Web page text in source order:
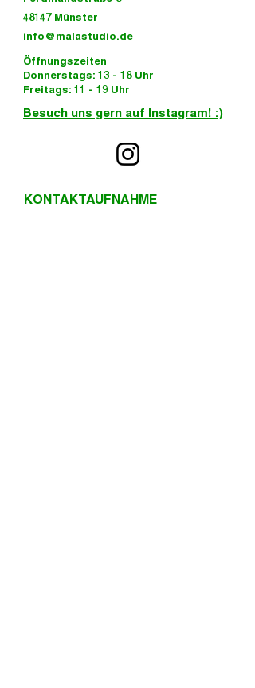
48147 Münster
info@malastudio.de
Öffnungszeiten
Donnerstags: 13 - 18 Uhr
Freitags: 11 - 19 Uhr
Besuch uns gern auf Instagram! :)
KONTAKTAUFNAHME